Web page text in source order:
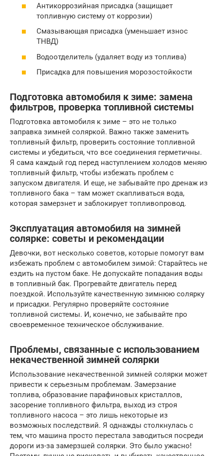
Антикоррозийная присадка (защищает
топливную систему от коррозии)
Смазывающая присадка (уменьшает износ
ТНВД)
Водоотделитель (удаляет воду из топлива)
Присадка для повышения морозостойкости
Подготовка автомобиля к зиме: замена
фильтров, проверка топливной системы
Подготовка автомобиля к зиме – это не только
заправка зимней соляркой. Важно также заменить
топливный фильтр, проверить состояние топливной
системы и убедиться, что все соединения герметичны.
Я сама каждый год перед наступлением холодов меняю
топливный фильтр, чтобы избежать проблем с
запуском двигателя. И еще, не забывайте про дренаж из
топливного бака – там может скапливаться вода,
которая замерзнет и заблокирует топливопровод.
Эксплуатация автомобиля на зимней
солярке: советы и рекомендации
Девочки, вот несколько советов, которые помогут вам
избежать проблем с автомобилем зимой: Старайтесь не
ездить на пустом баке. Не допускайте попадания воды
в топливный бак. Прогревайте двигатель перед
поездкой. Используйте качественную зимнюю солярку
и присадки. Регулярно проверяйте состояние
топливной системы. И, конечно, не забывайте про
своевременное техническое обслуживание.
Проблемы, связанные с использованием
некачественной зимней солярки
Использование некачественной зимней солярки может
привести к серьезным проблемам. Замерзание
топлива, образование парафиновых кристаллов,
засорение топливного фильтра, выход из строя
топливного насоса – это лишь некоторые из
возможных последствий. Я однажды столкнулась с
тем, что машина просто перестала заводиться посреди
дороги из-за замерзшей солярки. Это было ужасно!